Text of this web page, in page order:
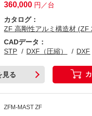
360,000 円／台
カタログ：
ZF 高剛性アルミ構造材 (ZF
CADデータ：
STP
DXF（圧縮） DXF
見る
ZFM-MAST ZF